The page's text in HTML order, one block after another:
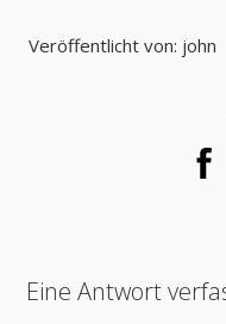
Veröffentlicht von: john
Eine Antwort